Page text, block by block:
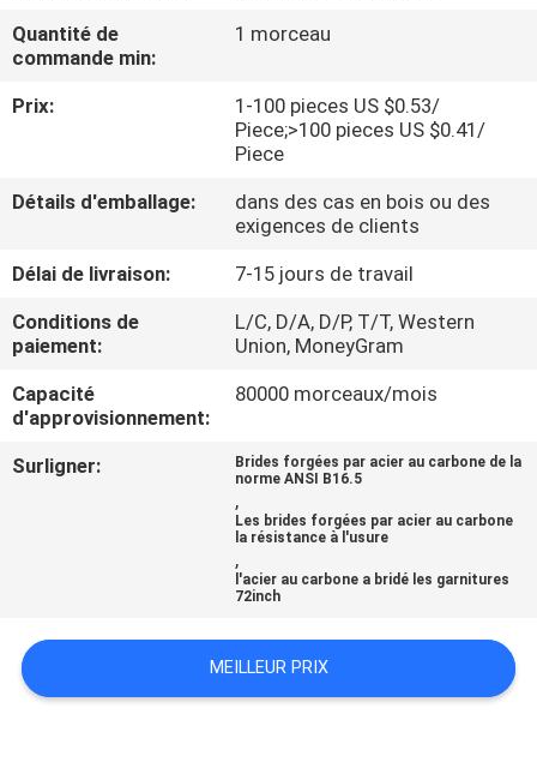
NOUS
DE
LA
QUALITÉ
LES
CAS
Quantité de
commande min:
1 morceau
Prix:
1-100 pieces US $0.53/
Piece;>100 pieces US $0.41/
Piece
Détails d'emballage:
dans des cas en bois ou des
exigences de clients
Délai de livraison:
7-15 jours de travail
Conditions de
paiement:
L/C, D/A, D/P, T/T, Western
Union, MoneyGram
Capacité
d'approvisionnement:
80000 morceaux/mois
Surligner:
Brides forgées par acier au carbone de la
norme ANSI B16.5
,
Les brides forgées par acier au carbone
la résistance à l'usure
,
l'acier au carbone a bridé les garnitures
72inch
MEILLEUR PRIX